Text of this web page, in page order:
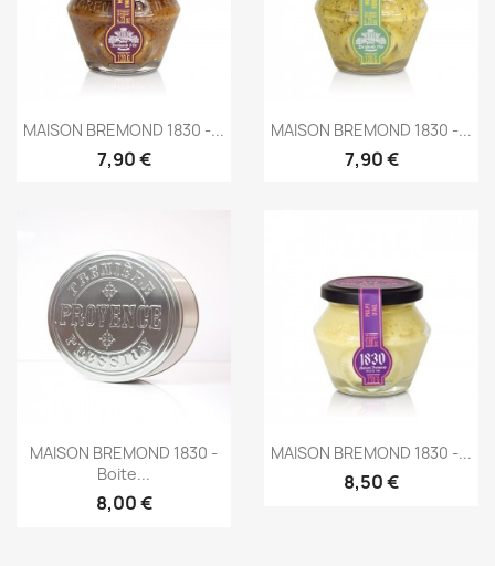
Aperçu rapide
MAISON BREMOND 1830 -...
7,90 €
Aperçu rapide
MAISON BREMOND 1830 -...
7,90 €
Aperçu rapide
MAISON BREMOND 1830 -
Boite...
8,00 €
Aperçu rapide
MAISON BREMOND 1830 -...
8,50 €